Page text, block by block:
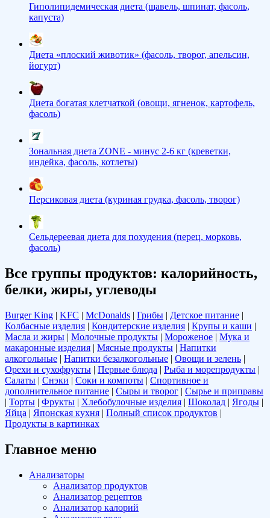
Гиполипидемическая диета (щавель, шпинат, фасоль,
капуста)
Диета «плоский животик» (фасоль, творог, апельсин,
йогурт)
Диета богатая клетчаткой (овощи, ягненок, картофель,
фасоль)
Зональная диета ZONE - минус 2-6 кг (креветки,
индейка, фасоль, котлеты)
Персиковая диета (куриная грудка, фасоль, творог)
Сельдереевая диета для похудения (перец, морковь,
фасоль)
Все группы продуктов: калорийность,
белки, жиры, углеводы
Burger King | KFC | McDonalds | Грибы | Детское питание |
Колбасные изделия | Кондитерские изделия | Крупы и каши |
Масла и жиры | Молочные продукты | Мороженое | Мука и
макаронные изделия | Мясные продукты | Напитки
алкогольные | Напитки безалкогольные | Овощи и зелень |
Орехи и сухофрукты | Первые блюда | Рыба и морепродукты |
Салаты | Снэки | Соки и компоты | Спортивное и
дополнительное питание | Сыры и творог | Сырье и приправы
| Торты | Фрукты | Хлебобулочные изделия | Шоколад | Ягоды |
Яйца | Японская кухня | Полный список продуктов |
Продукты в картинках
Главное меню
Анализаторы
Анализатор продуктов
Анализатор рецептов
Анализатор калорий